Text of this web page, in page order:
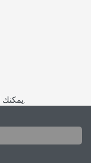
يمكنكفي العالم.